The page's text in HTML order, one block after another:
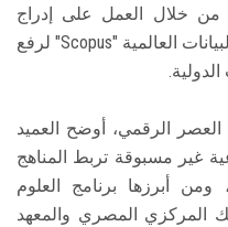
من خلال العمل على إدراج
مجلات الكلية العلمية ضمن قاعدة البيانات العالمية "Scopus" لرفع
الرقمي، أوضح العميد
غير مسبوقة تربط المناهج
ومن أبرزها برنامج العلوم
المركزي المصري والمعهد